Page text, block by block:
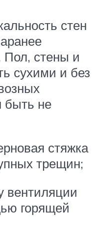
стен
Пол, стены и
сухими и без
быть не
стяжка
трещин;
вентиляции
горящей